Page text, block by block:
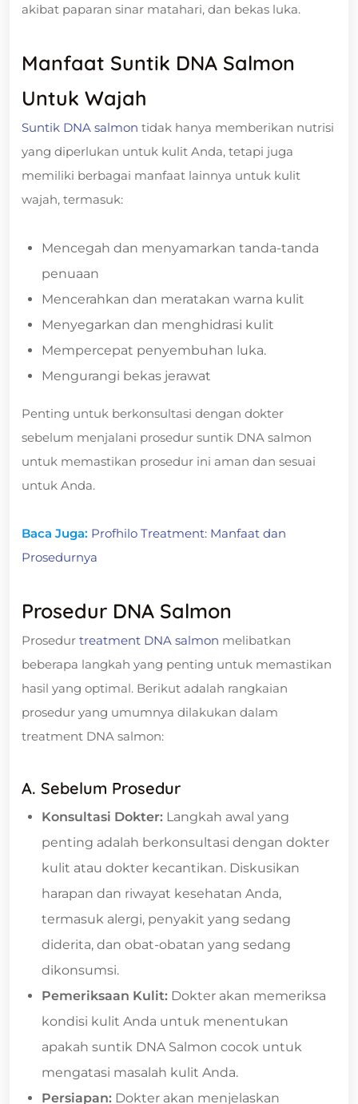
akibat paparan sinar matahari, dan bekas luka.
Manfaat Suntik DNA Salmon
Untuk Wajah
Suntik DNA salmon tidak hanya memberikan nutrisi
yang diperlukan untuk kulit Anda, tetapi juga
memiliki berbagai manfaat lainnya untuk kulit
wajah, termasuk:
Mencegah dan menyamarkan tanda-tanda
penuaan
Mencerahkan dan meratakan warna kulit
Menyegarkan dan menghidrasi kulit
Mempercepat penyembuhan luka.
Mengurangi bekas jerawat
Penting untuk berkonsultasi dengan dokter
sebelum menjalani prosedur suntik DNA salmon
untuk memastikan prosedur ini aman dan sesuai
untuk Anda.
Baca Juga: Profhilo Treatment: Manfaat dan
Prosedurnya
Prosedur DNA Salmon
Prosedur treatment DNA salmon melibatkan
beberapa langkah yang penting untuk memastikan
hasil yang optimal. Berikut adalah rangkaian
prosedur yang umumnya dilakukan dalam
treatment DNA salmon:
A. Sebelum Prosedur
Konsultasi Dokter: Langkah awal yang
penting adalah berkonsultasi dengan dokter
kulit atau dokter kecantikan. Diskusikan
harapan dan riwayat kesehatan Anda,
termasuk alergi, penyakit yang sedang
diderita, dan obat-obatan yang sedang
dikonsumsi.
Pemeriksaan Kulit: Dokter akan memeriksa
kondisi kulit Anda untuk menentukan
apakah suntik DNA Salmon cocok untuk
mengatasi masalah kulit Anda.
Persiapan: Dokter akan menjelaskan